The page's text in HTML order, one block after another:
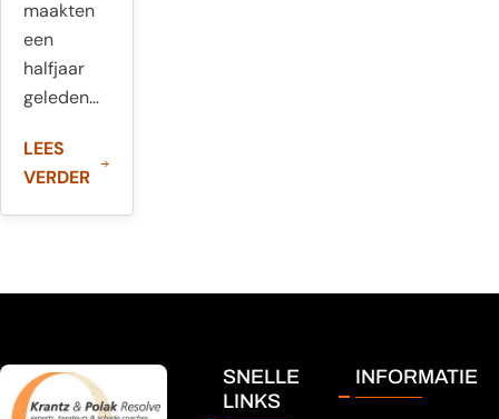
maakten
een
halfjaar
geleden…
LEES
VERDER
SNELLE
LINKS
INFORMATIE